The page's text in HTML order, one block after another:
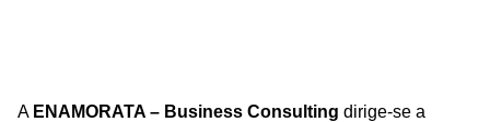
A ENAMORATA – Business Consulting dirige-se a